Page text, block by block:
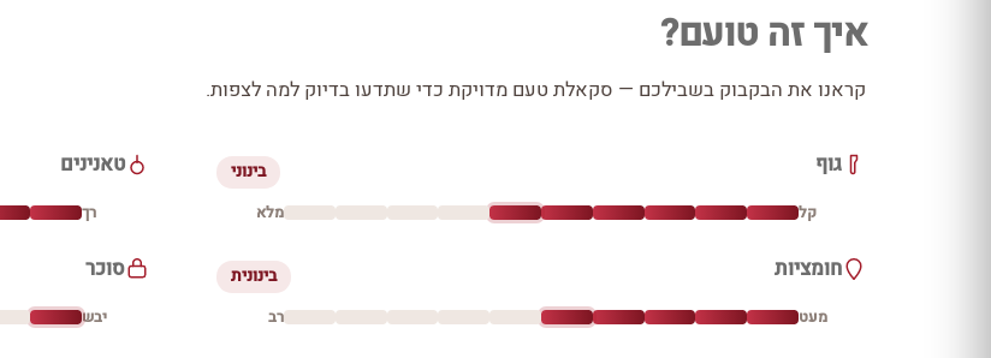
איך זה טועם?
קראנו את הבקבוק בשבילכם — סקאלת טעם מדויקת כדי שתדעו בדיוק למה לצפות.
גוף בינוני
קל מלא
טאנינים
רך
חומציות בינונית
מעט רב
סוכר
יבש